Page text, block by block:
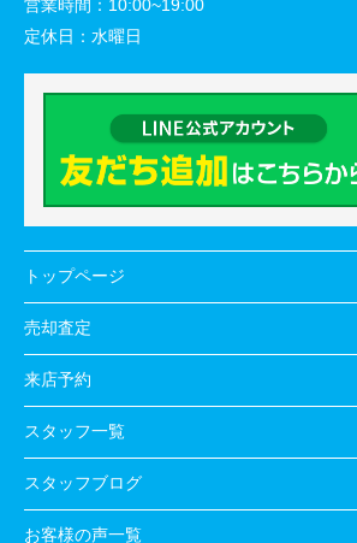
営業時間： 10:00~19:00
定休日： 水曜日
トップページ
売却査定
来店予約
スタッフ一覧
スタッフブログ
お客様の声一覧